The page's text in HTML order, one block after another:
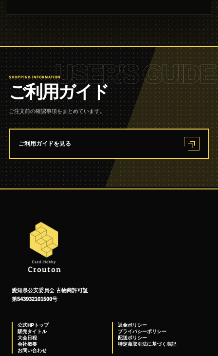
USER'S GUIDE
SHOPPING INFORMATION
ご利用ガイド
ご注文前の確認事項をまとめています。
ご利用ガイドを見る
愛知県公安委員会 古物商許可証
第543932101500号
公式HPトップ
販売タイトル
大会日程
会社概要
お問い合わせ
返金ポリシー
プライバシーポリシー
配送ポリシー
特定商取引法に基づく表記